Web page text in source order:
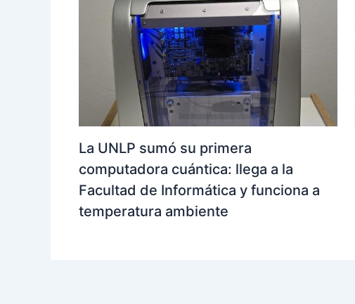
La UNLP sumó su primera
computadora cuántica: llega a la
Facultad de Informática y funciona a
temperatura ambiente